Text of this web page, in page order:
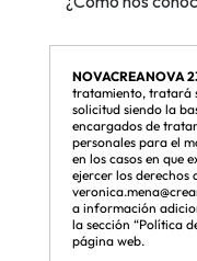
NOVACREANOVA
tratamiento, tratará
solicitud siendo la
encargados de
personales para el
en los casos en que
ejercer los derechos
a información
la sección “Política
página web.